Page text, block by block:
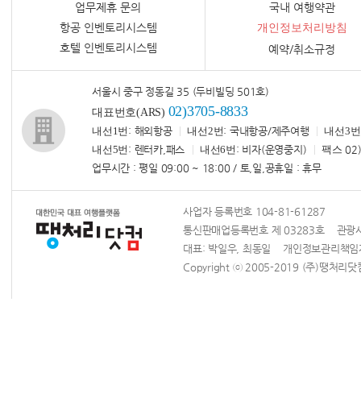
업무제휴 문의
항공 인벤토리시스템
호텔 인벤토리시스템
국내 여행약관
개인정보처리방침
예약/취소규정
서울시 중구 정동길 35 (두비빌딩 501호)
대표번호(ARS) 02)3705-8833
내선1번 : 해외항공 내선2번: 국내항공/제주여행 내선3번
내선5번 : 렌터카,패스 내선6번 : 비자(운영중지) 팩스
업무시간 : 평일 09:00 ~ 18:00 / 토,일,공휴일 : 휴무
사업자 등록번호 104-81-61287
통신판매업등록번호 제 03283호 관광
대표: 박일우, 최동일 개인정보관리책
Copyright ⓒ 2005-2019 (주)땡처리닷